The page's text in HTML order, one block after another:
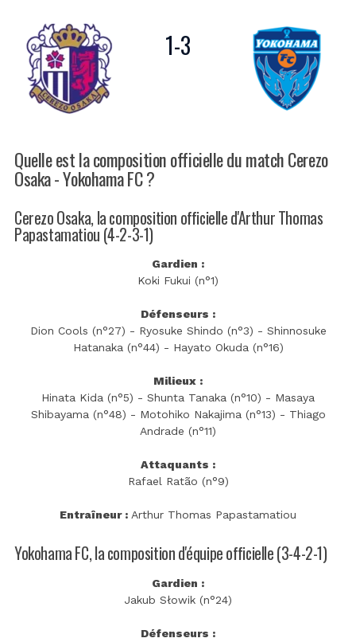
1-3
Quelle est la composition officielle du match Cerezo
Osaka - Yokohama FC ?
Cerezo Osaka, la composition officielle d'Arthur Thomas
Papastamatiou (4-2-3-1)
Gardien :
Koki Fukui (n°1)
Défenseurs :
Dion Cools (n°27) - Ryosuke Shindo (n°3) - Shinnosuke
Hatanaka (n°44) - Hayato Okuda (n°16)
Milieux :
Hinata Kida (n°5) - Shunta Tanaka (n°10) - Masaya
Shibayama (n°48) - Motohiko Nakajima (n°13) - Thiago
Andrade (n°11)
Attaquants :
Rafael Ratão (n°9)
Entraîneur : Arthur Thomas Papastamatiou
Yokohama FC, la composition d'équipe officielle (3-4-2-1)
Gardien :
Jakub Słowik (n°24)
Défenseurs :